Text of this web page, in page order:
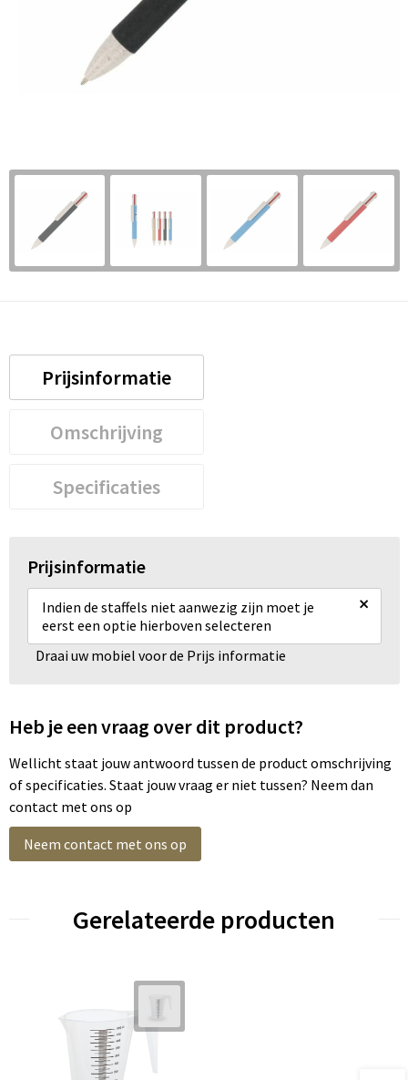
Prijsinformatie
Omschrijving
Specificaties
Prijsinformatie
Indien de staffels niet aanwezig zijn moet je
eerst een optie hierboven selecteren
×
Draai uw mobiel voor de Prijs informatie
Heb je een vraag over dit product?
Wellicht staat jouw antwoord tussen de product omschrijving
of specificaties. Staat jouw vraag er niet tussen? Neem dan
contact met ons op
Neem contact met ons op
Gerelateerde producten